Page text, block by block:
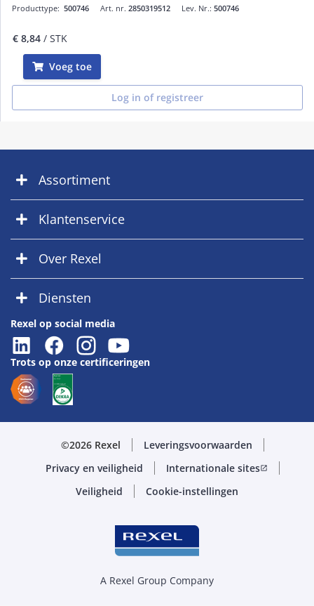
Art. nr. 2850319512
Producttype: 500746 Lev. Nr.: 500746
€ 8,84 / STK
Voeg toe
Log in of registreer
Assortiment
Klantenservice
Over Rexel
Diensten
Rexel op social media
Trots op onze certificeringen
©2026 Rexel
Leveringsvoorwaarden
Privacy en veiligheid
Internationale sitesopen_in_new
Veiligheid Cookie-instellingen
A Rexel Group Company